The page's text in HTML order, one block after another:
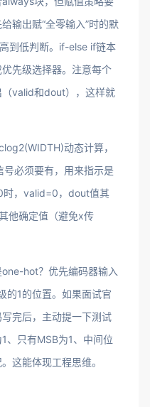
输出赋“全零输入”时的默
到低判断。if-else if链本
先级选择器。注意每个
valid和dout），这样就
动态计算，
必须要有，用来指示是
时，valid=0，dout值其
他确定值（避免x传
hot？优先编码器输入
的1的位置。如果面试官
完后，主动提一下测试
、只有MSB为1、中间位
这能体现工程思维。